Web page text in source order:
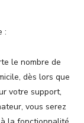
:
le nombre de
dès lors que
votre support,
vous serez